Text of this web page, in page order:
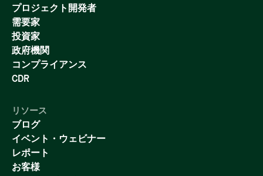
プロジェクト開発者
需要家
投資家
政府機関
コンプライアンス
CDR
リソース
ブログ
イベント・ウェビナー
レポート
お客様